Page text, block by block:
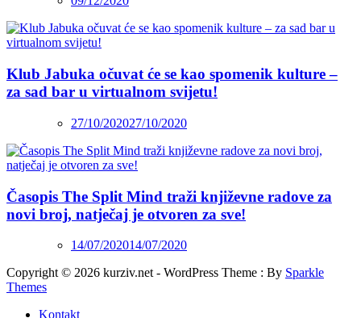
Klub Jabuka očuvat će se kao spomenik kulture –
za sad bar u virtualnom svijetu!
27/10/202027/10/2020
Časopis The Split Mind traži književne radove za
novi broj, natječaj je otvoren za sve!
14/07/202014/07/2020
Copyright © 2026 kurziv.net - WordPress Theme : By Sparkle
Themes
Kontakt